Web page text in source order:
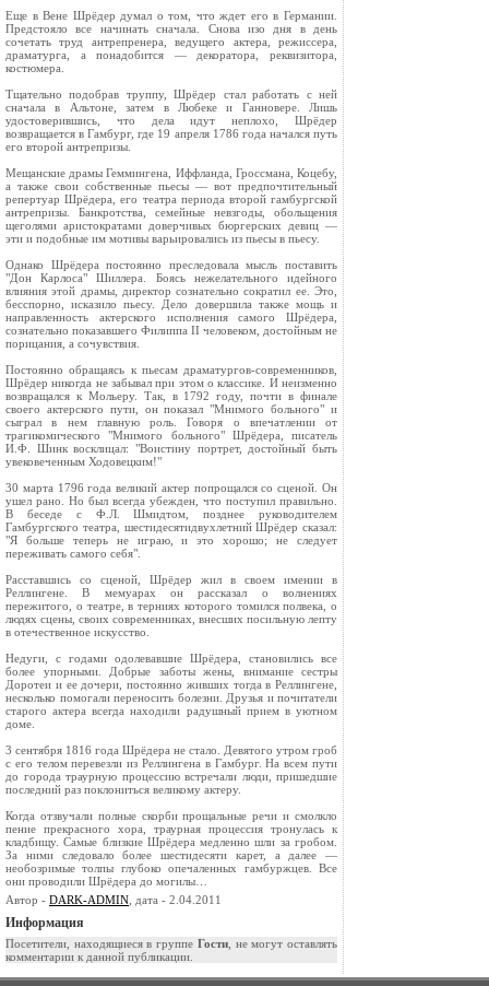
Еще в Вене Шрёдер думал о том, что ждет его в Германии.
Предстояло все начинать сначала. Снова изо дня в день
сочетать труд антрепренера, ведущего актера, режиссера,
драматурга, а понадобится — декоратора, реквизитора,
костюмера.
Тщательно подобрав труппу, Шрёдер стал работать с ней
сначала в Альтоне, затем в Любеке и Ганновере. Лишь
удостоверившись, что дела идут неплохо, Шрёдер
возвращается в Гамбург, где 19 апреля 1786 года начался путь
его второй антрепризы.
Мещанские драмы Геммингена, Иффланда, Гроссмана, Коцебу,
а также свои собственные пьесы — вот предпочтительный
репертуар Шрёдера, его театра периода второй гамбургской
антрепризы. Банкротства, семейные невзгоды, обольщения
щеголями аристократами доверчивых бюргерских девиц —
эти и подобные им мотивы варьировались из пьесы в пьесу.
Однако Шрёдера постоянно преследовала мысль поставить
"Дон Карлоса" Шиллера. Боясь нежелательного идейного
влияния этой драмы, директор сознательно сократил ее. Это,
бесспорно, исказило пьесу. Дело довершила также мощь и
направленность актерского исполнения самого Шрёдера,
сознательно показавшего Филиппа II человеком, достойным не
порицания, а сочувствия.
Постоянно обращаясь к пьесам драматургов-современников,
Шрёдер никогда не забывал при этом о классике. И неизменно
возвращался к Мольеру. Так, в 1792 году, почти в финале
своего актерского пути, он показал "Мнимого больного" и
сыграл в нем главную роль. Говоря о впечатлении от
трагикомического "Мнимого больного" Шрёдера, писатель
И.Ф. Шинк восклицал: "Воистину портрет, достойный быть
увековеченным Ходовецким!"
30 марта 1796 года великий актер попрощался со сценой. Он
ушел рано. Но был всегда убежден, что поступил правильно.
В беседе с Ф.Л. Шмидтом, позднее руководителем
Гамбургского театра, шестидесятидвухлетний Шрёдер сказал:
"Я больше теперь не играю, и это хорошо; не следует
переживать самого себя".
Расставшись со сценой, Шрёдер жил в своем имении в
Реллингене. В мемуарах он рассказал о волнениях
пережитого, о театре, в терниях которого томился полвека, о
людях сцены, своих современниках, внесших посильную лепту
в отечественное искусство.
Недуги, с годами одолевавшие Шрёдера, становились все
более упорными. Добрые заботы жены, внимание сестры
Доротеи и ее дочери, постоянно живших тогда в Реллингене,
несколько помогали переносить болезни. Друзья и почитатели
старого актера всегда находили радушный прием в уютном
доме.
3 сентября 1816 года Шрёдера не стало. Девятого утром гроб
с его телом перевезли из Реллингена в Гамбург. На всем пути
до города траурную процессию встречали люди, пришедшие
последний раз поклониться великому актеру.
Когда отзвучали полные скорби прощальные речи и смолкло
пение прекрасного хора, траурная процессия тронулась к
кладбищу. Самые близкие Шрёдера медленно шли за гробом.
За ними следовало более шестидесяти карет, а далее —
необозримые толпы глубоко опечаленных гамбуржцев. Все
они проводили Шрёдера до могилы…
Автор - DARK-ADMIN , дата - 2.04.2011
Информация
Посетители, находящиеся в группе Гости, не могут оставлять
комментарии к данной публикации.